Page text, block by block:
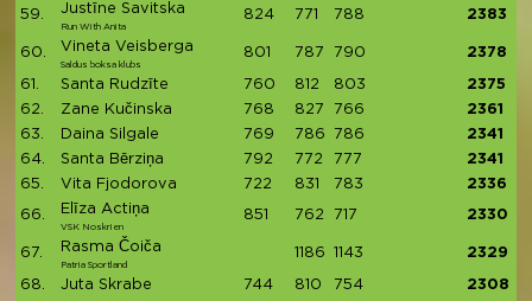
59. Justīne Savitska
Run With Anita
824 771 788 2383
60. Vineta Veisberga
Saldus boksa klubs
801 787 790 2378
61. Santa Rudzīte 760 812 803
2375
62.
Zane Kučinska 768 827 766
2361
63.
Daina Silgale 769 786 786
2341
64.
Santa Bērziņa 792 772 777
2341
65.
Vita Fjodorova 722 831 783 2336
66. Elīza Actiņa
VSK Noskrien
851 762 717 2330
67. Rasma Čoiča
Patria Sportland
1186 1143 2329
68. Juta Skrabe 744 810 754 2308